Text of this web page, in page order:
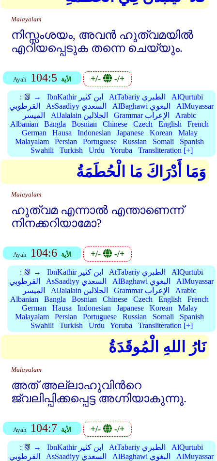
Malayalam
നിസ്സംശയം, അവന്‍ ഹുത്വമയില്‍
എറിയപ്പെടുക തന്നെ ചെയ്യും.
Ayah 104:5 الأية +/- -/+
: 📗 → IbnKathir ابن كثير AtTabariy الطبري
AlQurtubi
القرطوبي
AsSaadiyy السعدي AlBaghawi البغوي
AlMuyassar
الميسر
AlJalalain الجلالين Grammar الإعراب
Arabic
Albanian
Bangla Bosnian Chinese Czech English
French
German
Hausa Indonesian Japanese Korean
Malay
Malayalam
Persian Portuguese Russian Somali
Spanish
Swahili
Turkish Urdu Yoruba Transliteration [+]
وَمَا أَدْرَاكَ مَا الْحُطَمَةُ
Malayalam
ഹുത്വമ എന്നാല്‍ എന്താണെന്ന്‌
നിനക്കറിയാമോ?
Ayah 104:6 الأية +/- -/+
: 📗 → IbnKathir ابن كثير AtTabariy الطبري
AlQurtubi
القرطوبي
AsSaadiyy السعدي AlBaghawi البغوي
AlMuyassar
الميسر
AlJalalain الجلالين Grammar الإعراب
Arabic
Albanian
Bangla Bosnian Chinese Czech English
French
German
Hausa Indonesian Japanese Korean
Malay
Malayalam
Persian Portuguese Russian Somali
Spanish
Swahili
Turkish Urdu Yoruba Transliteration [+]
نَارُ اللهِ الْمُوقَدَةُ
Malayalam
അത്‌ അല്ലാഹുവിന്‍റെ
ജ്വലിപ്പിക്കപ്പെട്ട അഗ്നിയാകുന്നു.
Ayah 104:7 الأية +/- -/+
: 📗 → IbnKathir ابن كثير AtTabariy الطبري
AlQurtubi
القرطوبي
AsSaadiyy السعدي AlBaghawi البغوي
AlMuyassar